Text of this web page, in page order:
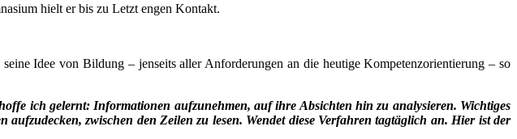
hielt er bis zu Letzt engen Kontakt.
Idee von Bildung – jenseits aller Anforderungen an die heutige Kompetenzorientierung – so
ich gelernt: Informationen aufzunehmen, auf ihre Absichten hin zu analysieren. Wichtiges
zwischen den Zeilen zu lesen. Wendet diese Verfahren tagtäglich an. Hier ist der